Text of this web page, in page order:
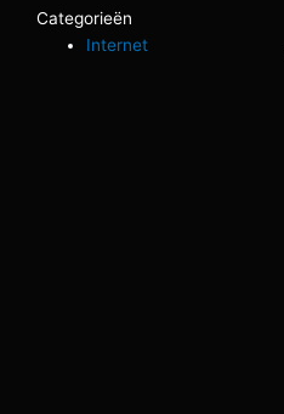
Categorieën
Internet